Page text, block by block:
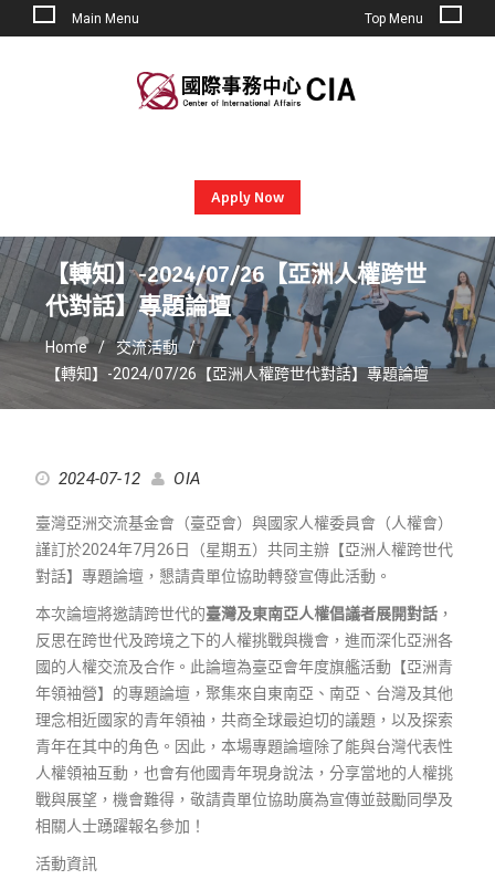
Main Menu Top Menu
Apply Now
【轉知】-2024/07/26【亞洲人權跨世
代對話】專題論壇
Home
交流活動
【轉知】-2024/07/26【亞洲人權跨世代對話】專題論壇
2024-07-12 OIA
臺灣亞洲交流基金會（臺亞會）與國家人權委員會（人權會）
謹訂於2024年7月26日（星期五）共同主辦【亞洲人權跨世代
對話】專題論壇，懇請貴單位協助轉發宣傳此活動。
本次論壇將邀請跨世代的臺灣及東南亞人權倡議者展開對話，
反思在跨世代及跨境之下的人權挑戰與機會，進而深化亞洲各
國的人權交流及合作。此論壇為臺亞會年度旗艦活動【亞洲青
年領袖營】的專題論壇，聚集來自東南亞、南亞、台灣及其他
理念相近國家的青年領袖，共商全球最迫切的議題，以及探索
青年在其中的角色。因此，本場專題論壇除了能與台灣代表性
人權領袖互動，也會有他國青年現身說法，分享當地的人權挑
戰與展望，機會難得，敬請貴單位協助廣為宣傳並鼓勵同學及
相關人士踴躍報名參加！
活動資訊